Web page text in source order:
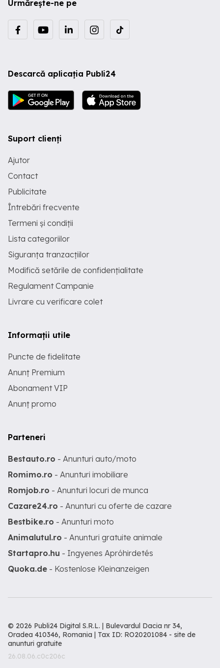
Urmărește-ne pe
Descarcă aplicația Publi24
Suport clienți
Ajutor
Contact
Publicitate
Întrebări frecvente
Termeni și condiții
Lista categoriilor
Siguranța tranzacțiilor
Modifică setările de confidențialitate
Regulament Campanie
Livrare cu verificare colet
Informații utile
Puncte de fidelitate
Anunț Premium
Abonament VIP
Anunț promo
Parteneri
Bestauto.ro - Anunturi auto/moto
Romimo.ro - Anunturi imobiliare
Romjob.ro - Anunturi locuri de munca
Cazare24.ro - Anunturi cu oferte de cazare
Bestbike.ro - Anunturi moto
Animalutul.ro - Anunturi gratuite animale
Startapro.hu - Ingyenes Apróhirdetés
Quoka.de - Kostenlose Kleinanzeigen
© 2026 Publi24 Digital S.R.L. | Bulevardul Dacia nr 34,
Oradea 410346, Romania | Tax ID: RO20201084 - site de
anunturi gratuite
26.08.06.c0c206c